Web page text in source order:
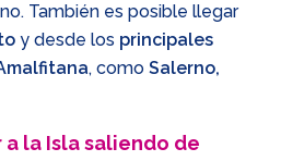
También es posible llegar
y desde los principales
, como Salerno,
la Isla saliendo de